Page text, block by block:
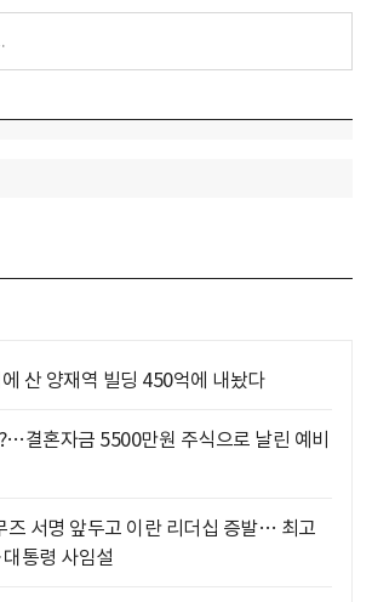
산 양재역 빌딩 450억에 내놨다
결혼자금 5500만원 주식으로 날린 예비
즈 서명 앞두고 이란 리더십 증발… 최고
통령 사임설